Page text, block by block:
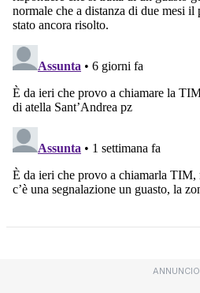
ANNUNCIO